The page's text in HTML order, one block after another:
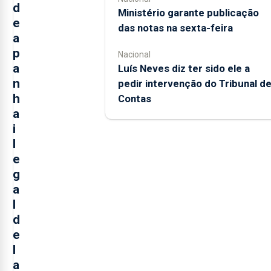
d
e
a
p
a
n
h
a
i
l
e
g
a
l
d
e
l
a
Ministério garante publicação
das notas na sexta-feira
Nacional
Luís Neves diz ter sido ele a
pedir intervenção do Tribunal de
Contas